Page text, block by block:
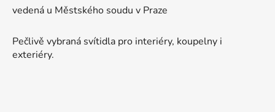
vedená u Městského soudu v Praze
Pečlivě vybraná svítidla pro interiéry, koupelny i
exteriéry.